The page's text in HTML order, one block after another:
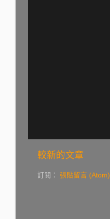
較新的文章
訂閱： 張貼留言 (Atom)